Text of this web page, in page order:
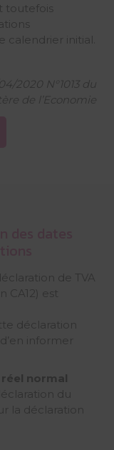
toutefois
calendrier initial.
2020 N°1013 du
de l’Economie
de TVA
CA12) est
déclaration
informer
normal
du
la déclaration